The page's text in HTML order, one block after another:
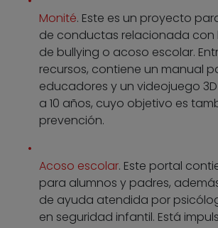
Monité. Este es un proyecto
de conductas relacionada con
de bullying o acoso escolar.
recursos, contiene un manual
educadores y un videojuego
a 10 años, cuyo objetivo es
prevención.
Acoso escolar. Este portal
para alumnos y padres,
de ayuda atendida por
en seguridad infantil. Está